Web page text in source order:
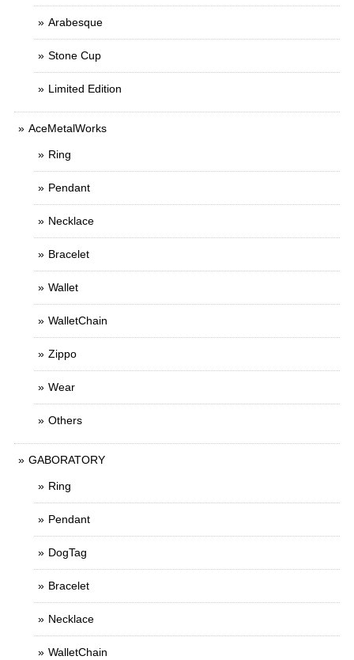
Arabesque
Stone Cup
Limited Edition
AceMetalWorks
Ring
Pendant
Necklace
Bracelet
Wallet
WalletChain
Zippo
Wear
Others
GABORATORY
Ring
Pendant
DogTag
Bracelet
Necklace
WalletChain